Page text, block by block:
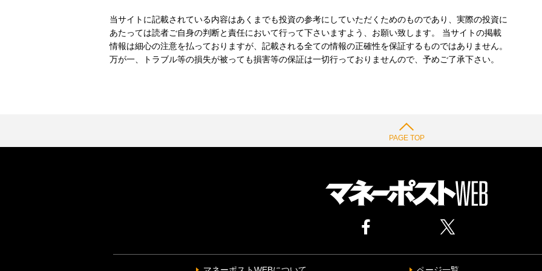
当サイトに記載されている内容はあくまでも投資の参考にしていただくためのものであり、実際の投資に
あたっては読者ご自身の判断と責任において行って下さいますよう、お願い致します。 当サイトの掲載
情報は細心の注意を払っておりますが、記載される全ての情報の正確性を保証するものではありません。
万が一、トラブル等の損失が被っても損害等の保証は一切行っておりませんので、予めご了承下さい。
PAGE TOP